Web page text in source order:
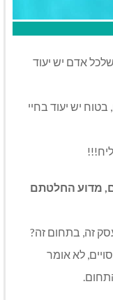
שלכל אדם יש יעוד
יש יעוד בחיי
מדוע החלטתם
זה, בתחום זה?
לא אומר